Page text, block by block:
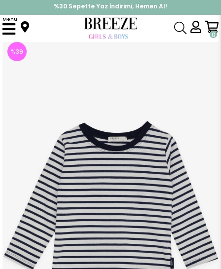
%30 Sepette Yaz İndirimi, Hemen Al!
İndirimlere ek %10 İndirimi Kap, Hemen Üye Ol!
0
Menu
Anasayfa Üst Giyim Uzun Kollu Tişört Erkek Çocuk Uzun Kollu Tişört Çizgili Lacivert (3 Yaş)
%39